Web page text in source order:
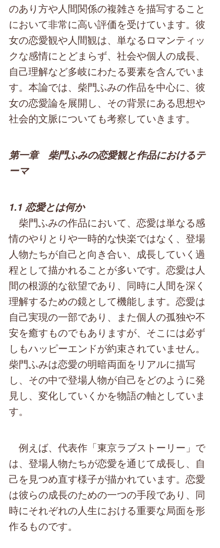
のあり方や人間関係の複雑さを描写すること
において非常に高い評価を受けています。彼
女の恋愛観や人間観は、単なるロマンティッ
クな感情にとどまらず、社会や個人の成長、
自己理解など多岐にわたる要素を含んでいま
す。本論では、柴門ふみの作品を中心に、彼
女の恋愛論を展開し、その背景にある思想や
社会的文脈についても考察していきます。
第一章 柴門ふみの恋愛観と作品におけるテ
ーマ
1.1 恋愛とは何か
柴門ふみの作品において、恋愛は単なる感
情のやりとりや一時的な快楽ではなく、登場
人物たちが自己と向き合い、成長していく過
程として描かれることが多いです。恋愛は人
間の根源的な欲望であり、同時に人間を深く
理解するための鏡として機能します。恋愛は
自己実現の一部であり、また個人の孤独や不
安を癒すものでもありますが、そこには必ず
しもハッピーエンドが約束されていません。
柴門ふみは恋愛の明暗両面をリアルに描写
し、その中で登場人物が自己をどのように発
見し、変化していくかを物語の軸としていま
す。
例えば、代表作「東京ラブストーリー」で
は、登場人物たちが恋愛を通じて成長し、自
己を見つめ直す様子が描かれています。恋愛
は彼らの成長のための一つの手段であり、同
時にそれぞれの人生における重要な局面を形
作るものです。